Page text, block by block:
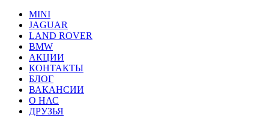
MINI
JAGUAR
LAND ROVER
BMW
АКЦИИ
КОНТАКТЫ
БЛОГ
ВАКАНСИИ
О НАС
ДРУЗЬЯ